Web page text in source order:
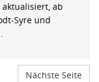
ab
Syre und
Nächste Seite